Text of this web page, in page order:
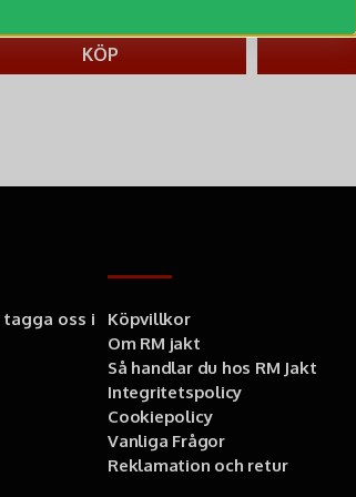
KÖP
populära
oss i
Köpvillkor
Om RM jakt
Så handlar du hos RM Jakt
Integritetspolicy
Cookiepolicy
Vanliga Frågor
Reklamation och retur